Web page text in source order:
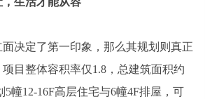
决定了第一印象，那么其规划则真正
目整体容积率仅1.8，总建筑面积约
5幢12-16F高层住宅与6幢4F排屋，可